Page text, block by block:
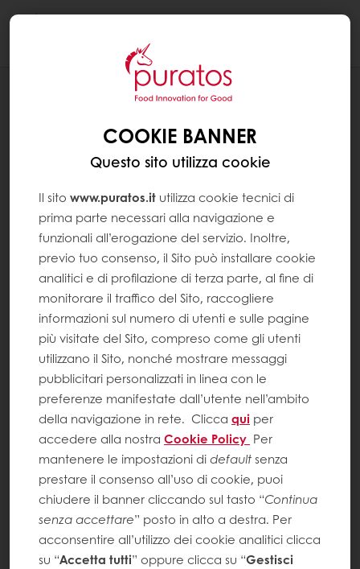
DEL REPARTO PANETTERIA
COOKIE BANNER
Questo sito utilizza cookie
Il sito www.puratos.it utilizza cookie tecnici di
prima parte necessari alla navigazione e
funzionali all’erogazione del servizio. Inoltre,
previo tuo consenso, il Sito può installare cookie
analitici e di profilazione di terza parte, al fine di
monitorare il traffico del Sito, raccogliere
informazioni sul numero di utenti e sulle pagine
più visitate del Sito, compreso come gli utenti
utilizzano il Sito, nonché mostrare messaggi
pubblicitari personalizzati in linea con le
preferenze manifestate dall’utente nell’ambito
della navigazione in rete. Clicca qui per
accedere alla nostra Cookie Policy Per
mantenere le impostazioni didefaultsenza
prestare il consenso all’uso di cookie, puoi
chiudere il banner cliccando sul tasto “Continua
senza accettare” posto in alto a destra. Per
acconsentire all’utilizzo dei cookie analitici clicca
su “Accetta tutti” oppure clicca su “Gestisci